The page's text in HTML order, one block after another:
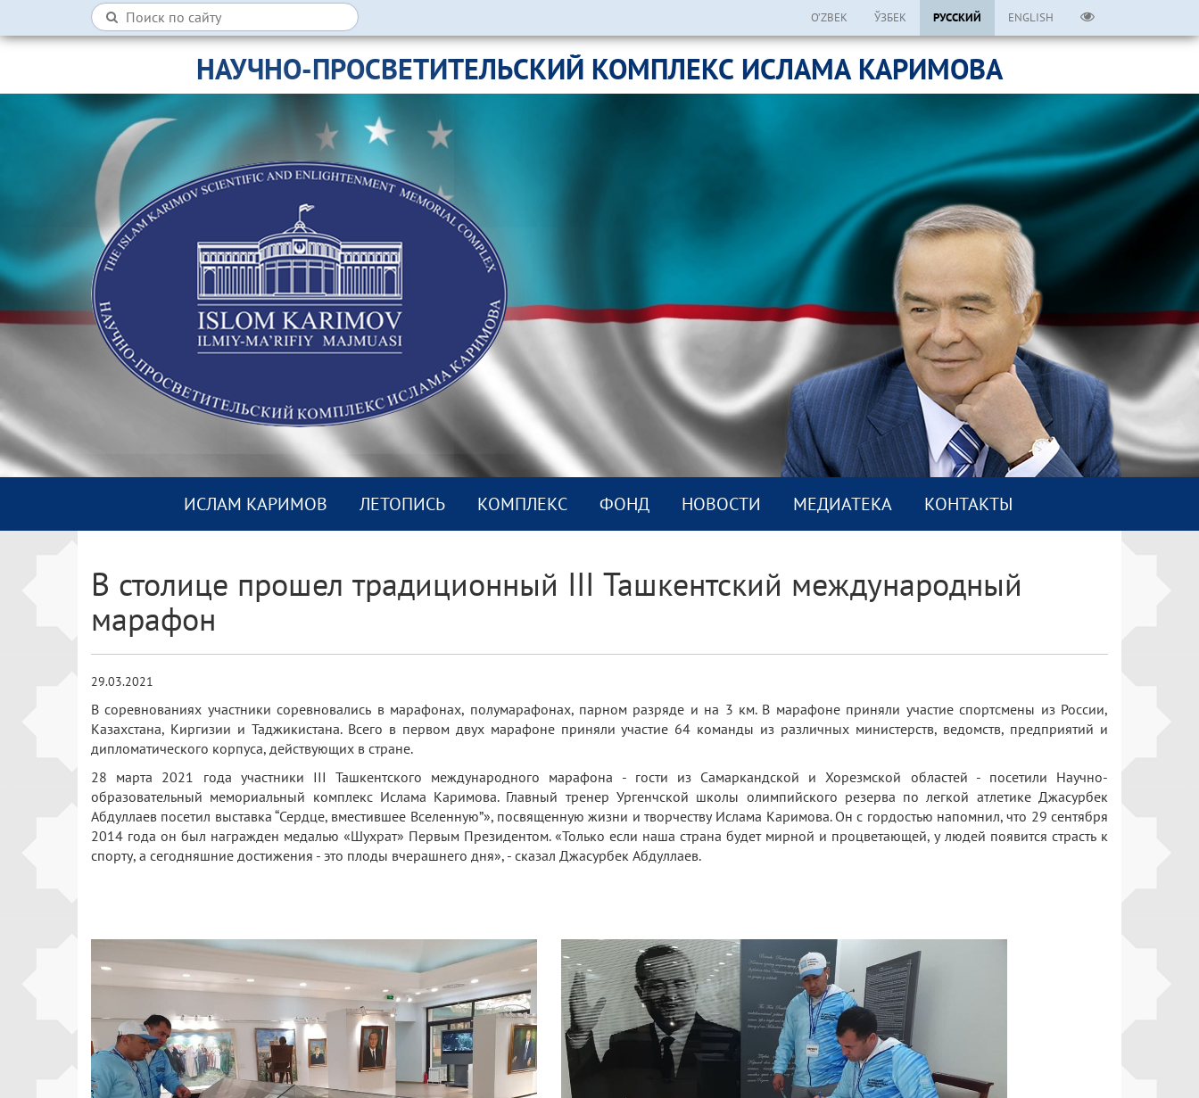
O’ZBEK ЎЗБЕК РУССКИЙ ENGLISH
НАУЧНО-ПРОСВЕТИТЕЛЬСКИЙ КОМПЛЕКС ИСЛАМА КАРИМОВА
ИСЛАМ КАРИМОВ ЛЕТОПИСЬ КОМПЛEКС ФОНД НОВОСТИ МEДИАТEКА КОНТАКТЫ
В столице прошел традиционный III Ташкентский международный
марафон
29.03.2021
В соревнованиях участники соревновались в марафонах, полумарафонах, парном разряде и на 3 км. В марафоне приняли участие спортсмены из России,
Казахстана, Киргизии и Таджикистана. Всего в первом двух марафоне приняли участие 64 команды из различных министерств, ведомств, предприятий и
дипломатического корпуса, действующих в стране.
28 марта 2021 года участники III Ташкентского международного марафона - гости из Самаркандской и Хорезмской областей - посетили Научно-
образовательный мемориальный комплекс Ислама Каримова. Главный тренер Ургенчской школы олимпийского резерва по легкой атлетике Джасурбек
Абдуллаев посетил выставка “Сердце, вместившее Вселенную”», посвященную жизни и творчеству Ислама Каримова. Он с гордостью напомнил, что 29 сентября
2014 года он был награжден медалью «Шухрат» Первым Президентом. «Только если наша страна будет мирной и процветающей, у людей появится страсть к
спорту, а сегодняшние достижения - это плоды вчерашнего дня», - сказал Джасурбек Абдуллаев.